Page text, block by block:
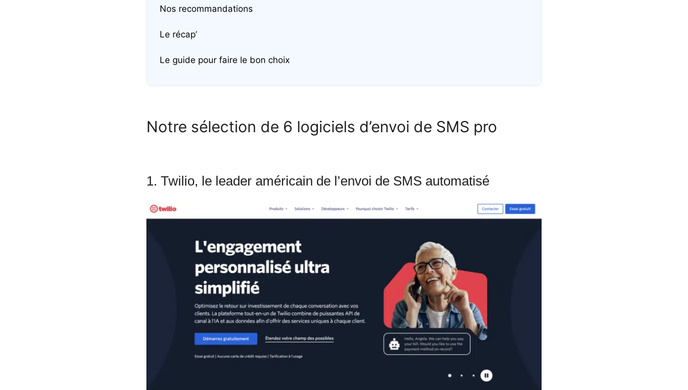
Nos recommandations
Le récap’
Le guide pour faire le bon choix
Notre sélection de 6 logiciels d’envoi de SMS pro
1. Twilio, le leader américain de l’envoi de SMS automatisé